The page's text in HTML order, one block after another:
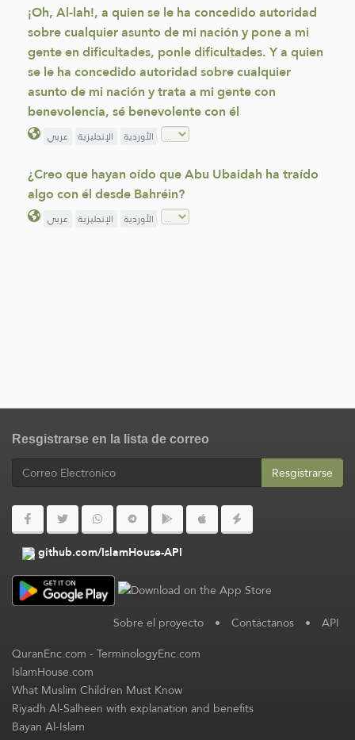
¡Oh, Al-lah!, a quien se le ha concedido autoridad
sobre cualquier asunto de mi nación y pone a mi
gente en dificultades, ponle dificultades. Y a quien
se le ha concedido autoridad sobre cualquier
asunto de mi nación y trata a mi gente con
benevolencia, sé benevolente con él
عربي الإنجليزية الأوردية
¿Creo que hayan oído que Abu Ubaidah ha traído
algo con él desde Bahréin?
عربي الإنجليزية الأوردية
Resgistrarse en la lista de correo
Resgistrarse
github.com/IslamHouse-API
Sobre el proyecto • Contáctanos • API
QuranEnc.com-TerminologyEnc.com
IslamHouse.com
What Muslim Children Must Know
Riyadh Al-Salheen with explanation and benefits
Bayan Al-Islam